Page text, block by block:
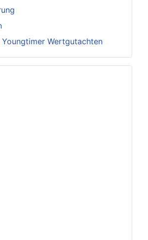
Wertgutachten